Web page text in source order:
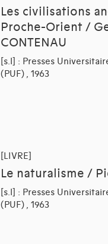
Les civilisations
Proche-Orient /
CONTENAU
[s.l] : Presses
(PUF) , 1963
[LIVRE]
Le naturalisme /
[s.l] : Presses
(PUF) , 1963